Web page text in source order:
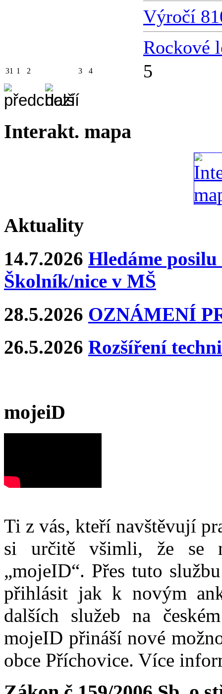
Výročí
Rockové
31 1 2 3 4 5
Interakt. mapa
Aktuality
14.7.2026 Hledáme
Školník/nice v MŠ
28.5.2026 OZNÁMENÍ
26.5.2026 Rozšíření
mojeiD
Ti z vás, kteří navštěvují
si určitě všimli, že se
„mojeID“. Přes tuto
přihlásit jak k novým
dalších služeb na
mojeID přináší nové
obce Příchovice. Více